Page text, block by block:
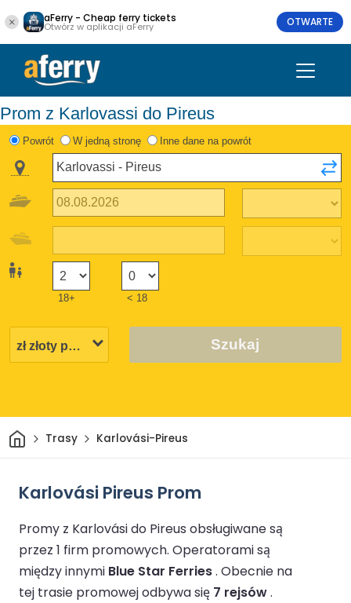
aFerry - Cheap ferry tickets
Otwórz w aplikacji aFerry OTWARTE
Prom z Karlovassi do Pireus
Powrót W jedną stronę Inne dane na powrót
18+ < 18
Szukaj
DomTrasy Karlovási-Pireus
Karlovási Pireus Prom
Promy z Karlovási do Pireus obsługiwane są
przez 1 firm promowych. Operatorami są
między innymi Blue Star Ferries. Obecnie na
tej trasie promowej odbywa się 7 rejsów.